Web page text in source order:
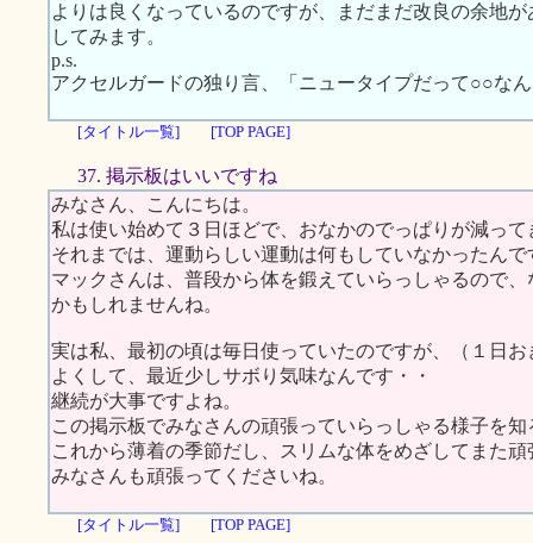
よりは良くなっているのですが、まだまだ改良の余地
してみます。
p.s.
アクセルガードの独り言、「ニュータイプだって○○な
[タイトル一覧] [TOP PAGE]
37. 掲示板はいいですね
みなさん、こんにちは。
私は使い始めて３日ほどで、おなかのでっぱりが減っ
それまでは、運動らしい運動は何もしていなかったんで
マックさんは、普段から体を鍛えていらっしゃるので
かもしれませんね。
実は私、最初の頃は毎日使っていたのですが、（１日
よくして、最近少しサボり気味なんです・・
継続が大事ですよね。
この掲示板でみなさんの頑張っていらっしゃる様子を
これから薄着の季節だし、スリムな体をめざしてまた頑
みなさんも頑張ってくださいね。
[タイトル一覧] [TOP PAGE]